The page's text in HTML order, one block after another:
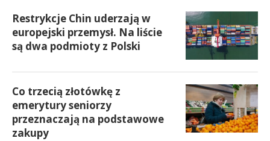
Restrykcje Chin uderzają w
europejski przemysł. Na liście
są dwa podmioty z Polski
Co trzecią złotówkę z
emerytury seniorzy
przeznaczają na podstawowe
zakupy